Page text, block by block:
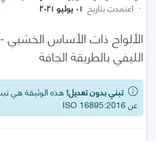
· اعتمدت بتاريخ ٠١ يوليو ٢٠٢١
الألواح ذات الأساس الخشبي
الليفي بالطريقة الجافة
تبني بدون تعديل! هذه الوثيقة هي
عن ISO 16895:2016